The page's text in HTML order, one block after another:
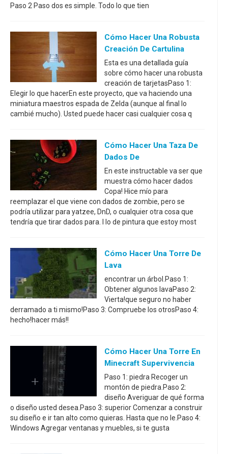
Paso 2 Paso dos es simple. Todo lo que tien
Cómo Hacer Una Robusta
Creación De Cartulina
Esta es una detallada guía
sobre cómo hacer una robusta
creación de tarjetasPaso 1:
Elegir lo que hacerEn este proyecto, que va haciendo una
miniatura maestros espada de Zelda (aunque al final lo
cambié mucho). Usted puede hacer casi cualquier cosa q
Cómo Hacer Una Taza De
Dados De
En este instructable va ser que
muestra cómo hacer dados
Copa! Hice mío para
reemplazar el que viene con dados de zombie, pero se
podría utilizar para yatzee, DnD, o cualquier otra cosa que
tendría que tirar dados para. I lo de pintura que estoy most
Cómo Hacer Una Torre De
Lava
encontrar un árbol.Paso 1:
Obtener algunos lavaPaso 2:
Vierta!que seguro no haber
derramado a ti mismo!Paso 3: Compruebe los otrosPaso 4:
hecho!hacer más!!
Cómo Hacer Una Torre En
Minecraft Supervivencia
Paso 1: piedra Recoger un
montón de piedra.Paso 2:
diseño Averiguar de qué forma
o diseño usted desea.Paso 3: superior Comenzar a construir
su diseño e ir tan alto como quieras. Hasta que no le.Paso 4:
Windows Agregar ventanas y muebles, si te gusta